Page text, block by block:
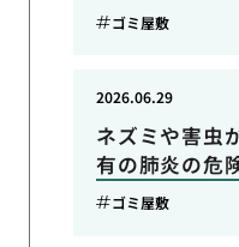
ゴミ屋敷
ネズミや害虫
有の肺炎の危
2026.06.29
ゴミ屋敷